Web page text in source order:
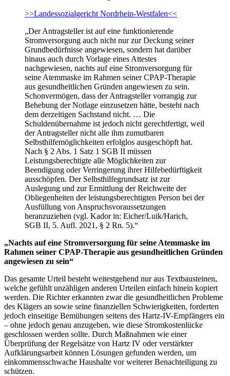
>>Landessozialgericht Nordrhein-Westfalen<<
„Der Antragsteller ist auf eine funktionierende
Stromversorgung auch nicht nur zur Deckung seiner
Grundbedürfnisse angewiesen, sondern hat darüber
hinaus auch durch Vorlage eines Attestes
nachgewiesen, nachts auf eine Stromversorgung für
seine Atemmaske im Rahmen seiner CPAP-Therapie
aus gesundheitlichen Gründen angewiesen zu sein.
Schonvermögen, dass der Antragsteller vorrangig zur
Behebung der Notlage einzusetzen hätte, besteht nach
dem derzeitigen Sachstand nicht. … Die
Schuldenübernahme ist jedoch nicht gerechtfertigt, weil
der Antragsteller nicht alle ihm zumutbaren
Selbsthilfemöglichkeiten erfolglos ausgeschöpft hat.
Nach § 2 Abs. 1 Satz 1 SGB II müssen
Leistungsberechtigte alle Möglichkeiten zur
Beendigung oder Verringerung ihrer Hilfebedürftigkeit
ausschöpfen. Der Selbsthilfegrundsatz ist zur
Auslegung und zur Ermittlung der Reichweite der
Obliegenheiten der leistungsberechtigten Person bei der
Ausfüllung von Anspruchsvoraussetzungen
heranzuziehen (vgl. Kador in: Eicher/Luik/Harich,
SGB II, 5. Aufl. 2021, § 2 Rn. 5).“
„Nachts auf eine Stromversorgung für seine Atemmaske im
Rahmen seiner CPAP-Therapie aus gesundheitlichen Gründen
angewiesen zu sein“
Das gesamte Urteil besteht weitestgehend nur aus Textbausteinen,
welche gefühlt unzähligen anderen Urteilen einfach hinein kopiert
werden. Die Richter erkannten zwar die gesundheitlichen Probleme
des Klägers an sowie seine finanziellen Schwierigkeiten, forderten
jedoch einseitige Bemühungen seitens des Hartz-IV-Empfängers ein
– ohne jedoch genau anzugeben, wie diese Stromkostenlücke
geschlossen werden sollte. Durch Maßnahmen wie einer
Überprüfung der Regelsätze von Hartz IV oder verstärkter
Aufklärungsarbeit können Lösungen gefunden werden, um
einkommensschwache Haushalte vor weiterer Benachteiligung zu
schützen.